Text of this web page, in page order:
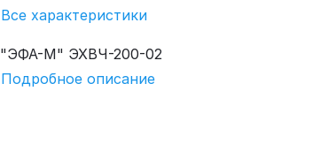
Все характеристики
"ЭФА-М" ЭХВЧ-200-02
Подробное описание